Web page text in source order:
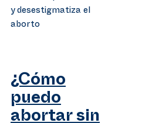
y desestigmatiza el
aborto
¿Cómo
puedo
abortar sin